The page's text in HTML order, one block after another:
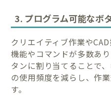
3. プログラム可能なボ
クリエイティブ作業や
機能やコマンドが多数あ
タンに割り当てることで
の使用頻度を減らし、作
す。